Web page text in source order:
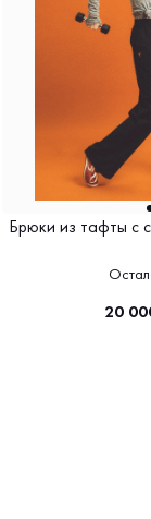
Брюки из тафты с
20